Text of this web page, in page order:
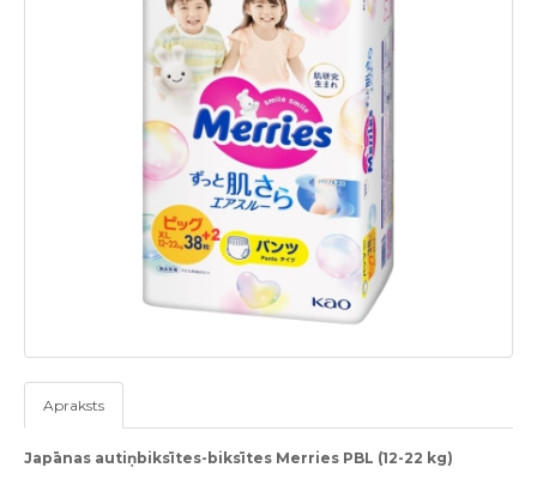
Apraksts
Japānas autiņbiksītes-biksītes Merries PBL (12-22 kg)